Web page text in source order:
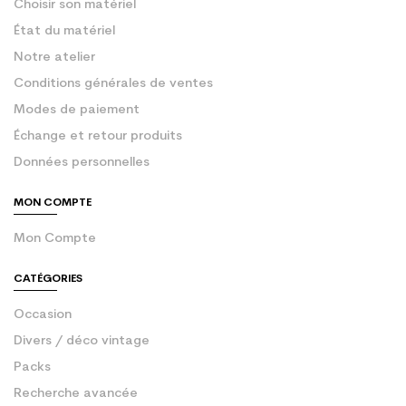
Choisir son matériel
État du matériel
Notre atelier
Conditions générales de ventes
Modes de paiement
Échange et retour produits
Données personnelles
MON COMPTE
Mon Compte
CATÉGORIES
Occasion
Divers / déco vintage
Packs
Recherche avancée